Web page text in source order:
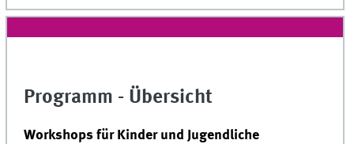
Programm - Übersicht
Workshops für Kinder und Jugendliche